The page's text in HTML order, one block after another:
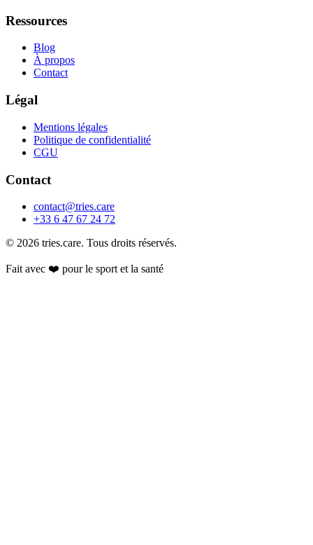
Ressources
Blog
À propos
Contact
Légal
Mentions légales
Politique de confidentialité
CGU
Contact
contact@tries.care
+33 6 47 67 24 72
© 2026 tries.care. Tous droits réservés.
Fait avec ❤️ pour le sport et la santé